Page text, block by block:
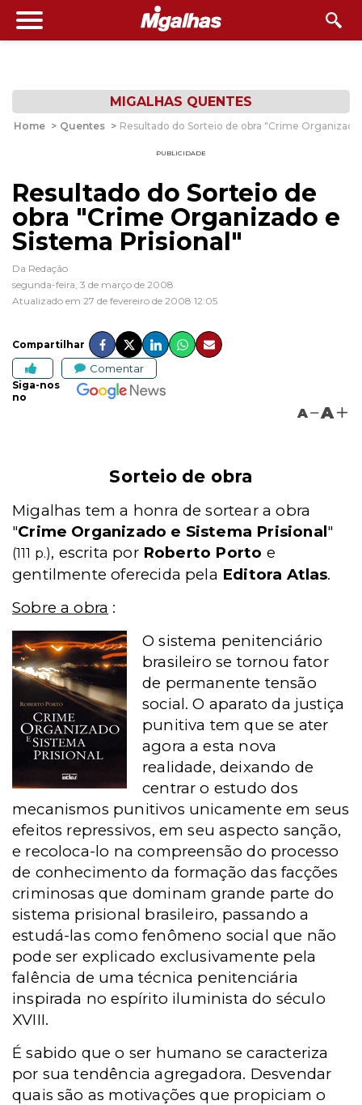
MIGALHAS QUENTES
Home > Quentes > Resultado do Sorteio de obra "Crime
PUBLICIDADE
Resultado do Sorteio de
obra "Crime Organizado e
Sistema Prisional"
Da Redação
segunda-feira, 3 de março de 2008
Atualizado em 27 de fevereiro de 2008 12:05
Compartilhar
Comentar
Siga-nos
no
A A
Sorteio de obra
Migalhas tem a honra de sortear a obra
"Crime Organizado e Sistema Prisional"
(111 p.), escrita por Roberto Porto e
gentilmente oferecida pela Editora Atlas.
Sobre a obra :
O sistema penitenciário
brasileiro se tornou fator
de permanente tensão
social. O aparato da justiça
punitiva tem que se ater
agora a esta nova
realidade, deixando de
centrar o estudo dos
mecanismos punitivos unicamente em seus
efeitos repressivos, em seu aspecto sanção,
e recoloca-lo na compreensão do processo
de conhecimento da formação das facções
criminosas que dominam grande parte do
sistema prisional brasileiro, passando a
estudá-las como fenômeno social que não
pode ser explicado exclusivamente pela
falência de uma técnica penitenciária
inspirada no espírito iluminista do século
XVIII.
É sabido que o ser humano se caracteriza
por sua tendência agregadora. Desvendar
quais são as motivações que propiciam o